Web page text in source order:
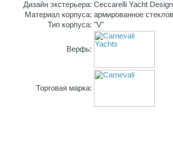
Дизайн экстерьера: Ceccarelli Yacht Design
Материал корпуса: армированное
Тип корпуса: "V"
Верфь:
Торговая марка: